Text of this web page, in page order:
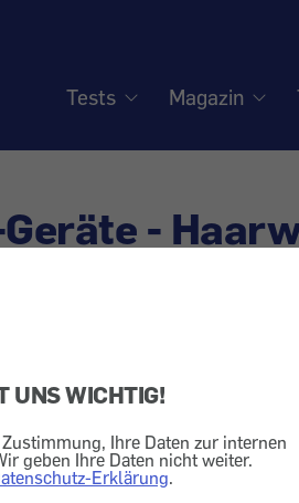
UNS WICHTIG!
Ihre Daten zur internen
geben Ihre Daten nicht weiter.
Erklärung.
Tests Magazin
-
entfernt die Haare sehr
und